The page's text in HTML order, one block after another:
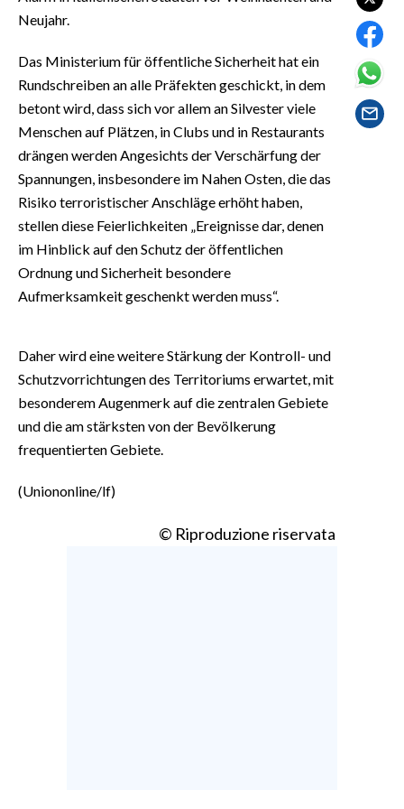
INSULARITÀ
FOTO
VIDEO
INFO AZIENDE
ABBONATI
ANNUNCI
SPIAGGE
Neujahr.
Das Ministerium für öffentliche Sicherheit hat ein
Rundschreiben an alle Präfekten geschickt, in dem
betont wird, dass sich vor allem an Silvester viele
Menschen auf Plätzen, in Clubs und in Restaurants
drängen werden Angesichts der Verschärfung der
Spannungen, insbesondere im Nahen Osten, die das
Risiko terroristischer Anschläge erhöht haben,
stellen diese Feierlichkeiten „Ereignisse dar, denen
im Hinblick auf den Schutz der öffentlichen
Ordnung und Sicherheit besondere
Aufmerksamkeit geschenkt werden muss“.
Daher wird eine weitere Stärkung der Kontroll- und
Schutzvorrichtungen des Territoriums erwartet, mit
besonderem Augenmerk auf die zentralen Gebiete
und die am stärksten von der Bevölkerung
frequentierten Gebiete.
(Uniononline/lf)
© Riproduzione riservata